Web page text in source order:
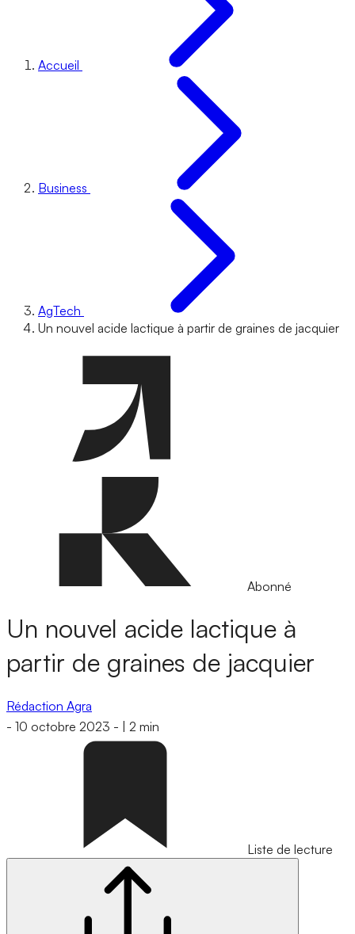
Accueil
Business
AgTech
Un nouvel acide lactique à partir de graines de jacquier
Abonné
Un nouvel acide lactique à
partir de graines de jacquier
Rédaction Agra
- 10 octobre 2023 - 2 min
Liste de lecture